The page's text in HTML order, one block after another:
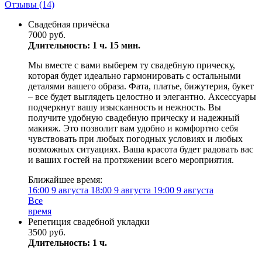
Отзывы (14)
Свадебная причёска
7000 руб.
Длительность: 1 ч. 15 мин.
Мы вместе с вами выберем ту свадебную прическу,
которая будет идеально гармонировать с остальными
деталями вашего образа. Фата, платье, бижутерия, букет
– все будет выглядеть целостно и элегантно. Аксессуары
подчеркнут вашу изысканность и нежность. Вы
получите удобную свадебную прическу и надежный
макияж. Это позволит вам удобно и комфортно себя
чувствовать при любых погодных условиях и любых
возможных ситуациях. Ваша красота будет радовать вас
и ваших гостей на протяжении всего мероприятия.
Ближайшее время:
16:00 9 августа 18:00 9 августа 19:00 9 августа
Все
время
Репетиция свадебной укладки
3500 руб.
Длительность: 1 ч.